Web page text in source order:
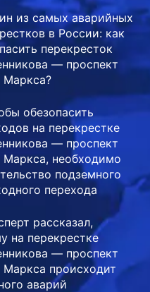
из самых аварийных
в России: как
перекресток
— проспект
Маркса?
обезопасить
на перекрестке
— проспект
Маркса, необходимо
подземного
перехода
рассказал,
на перекрестке
— проспект
Маркса происходит
аварий